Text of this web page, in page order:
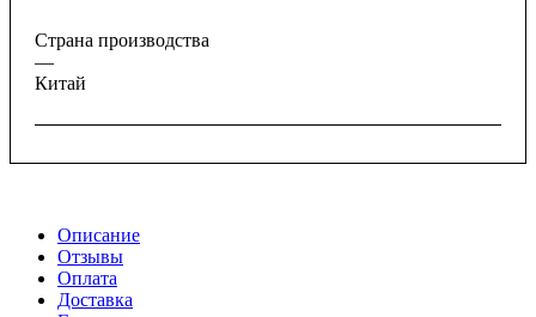
Страна производства
—
Китай
Описание
Отзывы
Оплата
Доставка